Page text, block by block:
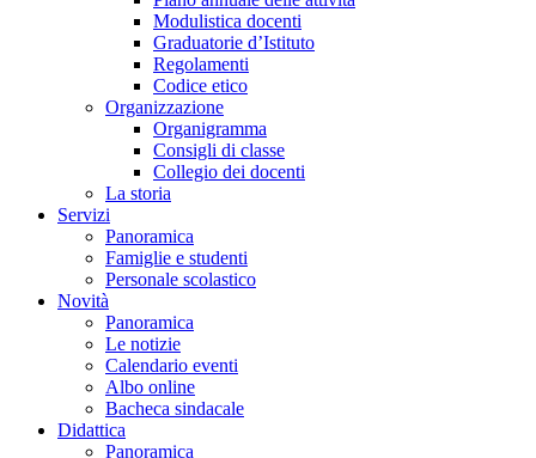
Modulistica docenti
Graduatorie d’Istituto
Regolamenti
Codice etico
Organizzazione
Organigramma
Consigli di classe
Collegio dei docenti
La storia
Servizi
Panoramica
Famiglie e studenti
Personale scolastico
Novità
Panoramica
Le notizie
Calendario eventi
Albo online
Bacheca sindacale
Didattica
Panoramica